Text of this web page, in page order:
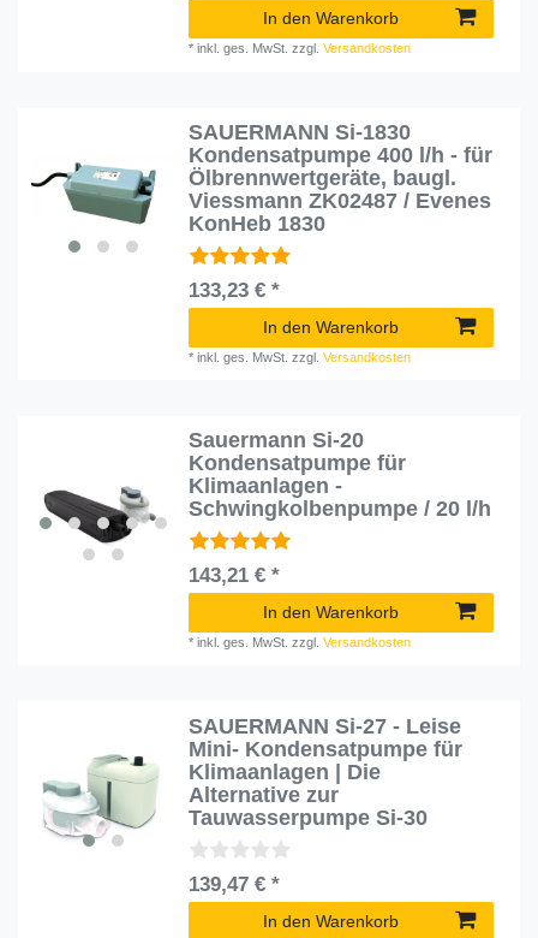
In den Warenkorb
*inkl. ges. MwSt. zzgl.Versandkosten
SAUERMANN Si-1830
Kondensatpumpe 400 l/h - für
Ölbrennwertgeräte, baugl.
Viessmann ZK02487 / Evenes
KonHeb 1830
133,23 € *
In den Warenkorb
*inkl. ges. MwSt. zzgl.Versandkosten
Sauermann Si-20
Kondensatpumpe für
Klimaanlagen -
Schwingkolbenpumpe / 20 l/h
143,21 € *
In den Warenkorb
*inkl. ges. MwSt. zzgl.Versandkosten
SAUERMANN Si-27 - Leise
Mini- Kondensatpumpe für
Klimaanlagen | Die
Alternative zur
Tauwasserpumpe Si-30
139,47 € *
In den Warenkorb